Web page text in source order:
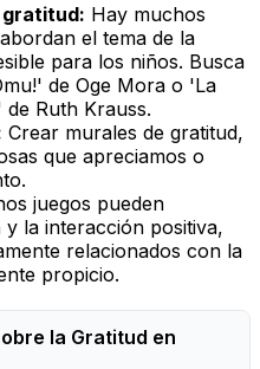
gratitud: Hay muchos
el tema de la
para los niños. Busca
de Oge Mora o 'La
de Ruth Krauss.
Crear murales de gratitud,
que apreciamos o
juegos pueden
la interacción positiva,
relacionados con la
propicio.
la Gratitud en